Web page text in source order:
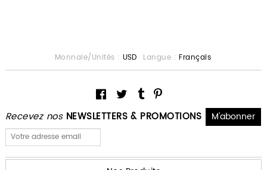
Recevez nos NEWSLETTERS & PROMOTIONS
Monnaie/Unités : USD Langue : Français